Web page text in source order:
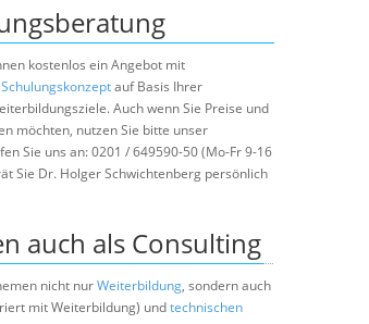
kostenlos ein Angebot mit
auf Basis Ihrer
Auch wenn Sie Preise und
möchten, nutzen Sie bitte unser
Sie uns an: 0201 / 649590-50 (Mo-Fr 9-16
Sie Dr. Holger Schwichtenberg persönlich
auch als Consulting
nicht nurWeiterbildung, sondern auch
mit Weiterbildung) undtechnischen